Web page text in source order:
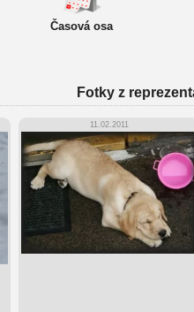
Časová osa
Fotky z
11.02.2011